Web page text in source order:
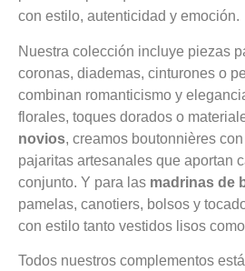
con estilo, autenticidad y emoción.
Nuestra colección incluye piezas
coronas, diademas, cinturones o
combinan romanticismo y
florales, toques dorados o
novios, creamos boutonnières
pajaritas artesanales que aportan
conjunto. Y para las madrinas de
pamelas, canotiers, bolsos y
con estilo tanto vestidos lisos
Todos nuestros complementos